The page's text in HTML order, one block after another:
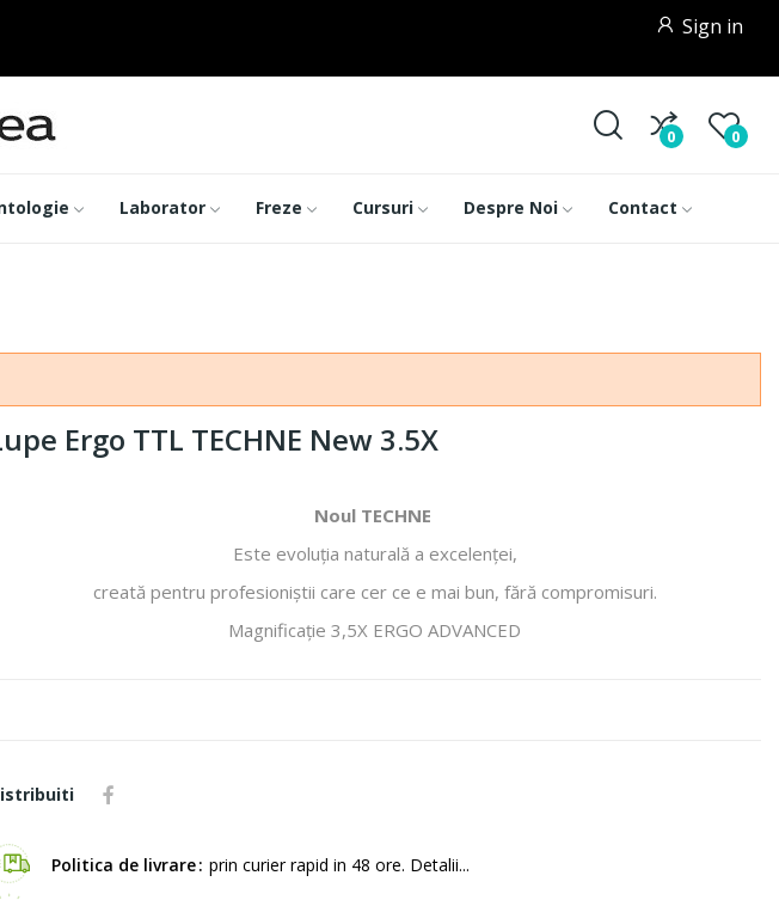
Sign in
0 0
Laborator Freze Cursuri Despre Noi Contact
Ergo TTL TECHNE New 3.5X
Noul TECHNE
Este evoluția naturală a excelenței,
creată pentru profesioniștii care cer ce e mai bun, fără compromisuri.
Magnificație 3,5X ERGO ADVANCED
Politica de livrare prin curier rapid in 48 ore. Detalii...